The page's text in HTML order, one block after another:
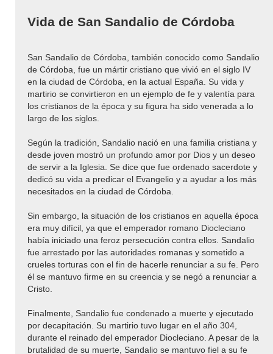
Vida de San Sandalio de Córdoba
San Sandalio de Córdoba, también conocido como Sandalio
de Córdoba, fue un mártir cristiano que vivió en el siglo IV
en la ciudad de Córdoba, en la actual España. Su vida y
martirio se convirtieron en un ejemplo de fe y valentía para
los cristianos de la época y su figura ha sido venerada a lo
largo de los siglos.
Según la tradición, Sandalio nació en una familia cristiana y
desde joven mostró un profundo amor por Dios y un deseo
de servir a la Iglesia. Se dice que fue ordenado sacerdote y
dedicó su vida a predicar el Evangelio y a ayudar a los más
necesitados en la ciudad de Córdoba.
Sin embargo, la situación de los cristianos en aquella época
era muy difícil, ya que el emperador romano Diocleciano
había iniciado una feroz persecución contra ellos. Sandalio
fue arrestado por las autoridades romanas y sometido a
crueles torturas con el fin de hacerle renunciar a su fe. Pero
él se mantuvo firme en su creencia y se negó a renunciar a
Cristo.
Finalmente, Sandalio fue condenado a muerte y ejecutado
por decapitación. Su martirio tuvo lugar en el año 304,
durante el reinado del emperador Diocleciano. A pesar de la
brutalidad de su muerte, Sandalio se mantuvo fiel a su fe